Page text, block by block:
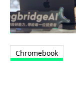
Chromebook